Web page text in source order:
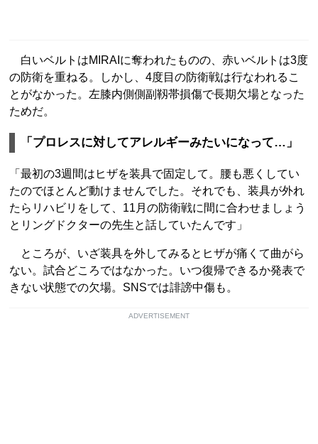
白いベルトはMIRAIに奪われたものの、赤いベルトは3度
の防衛を重ねる。しかし、4度目の防衛戦は行なわれるこ
とがなかった。左膝内側側副靱帯損傷で長期欠場となった
ためだ。
「プロレスに対してアレルギーみたいになって…」
「最初の3週間はヒザを装具で固定して。腰も悪くしてい
たのでほとんど動けませんでした。それでも、装具が外れ
たらリハビリをして、11月の防衛戦に間に合わせましょう
とリングドクターの先生と話していたんです」
ところが、いざ装具を外してみるとヒザが痛くて曲がら
ない。試合どころではなかった。いつ復帰できるか発表で
きない状態での欠場。SNSでは誹謗中傷も。
ADVERTISEMENT